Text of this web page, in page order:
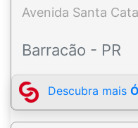
Avenida Santa
Barracão - PR
Descubra mais